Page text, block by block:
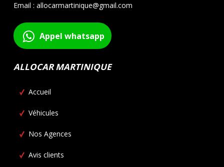
Email : allocarmartinique@gmail.com
Appel whatsapp
ALLOCAR MARTINIQUE
Accueil
Véhicules
Nos Agences
Avis clients